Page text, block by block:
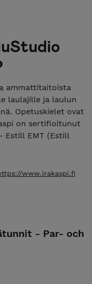
ammattitaitoista
laulajille ja laulun
Opetuskielet ovat
on sertifioitunut
Estill EMT (Estill
voi säästää
kautta on
päivää ennen
peruutusta ei
kautta.
www.irakaspi.fi
- Par- och